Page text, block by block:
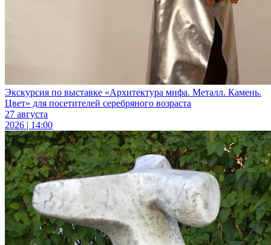
Экскурсия по выставке «Архитектура мифа. Металл. Камень.
Цвет» для посетителей серебряного возраста
27 августа
2026 | 14:00